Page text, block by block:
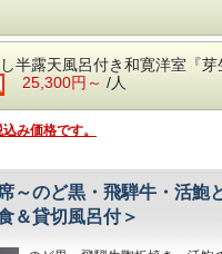
【手ぶらで赤ちゃん温
なし】
サービス
2．オムツサービス:メ
ります
※サイズ（M・L）、パ
当日朝8時までのご連絡に限り
す。
☆朝夕個室食
☆貸切露天風呂45分無料
☆妊婦さん応援グッズをご用意
足を冷やさない足袋/空気清浄機
ひざ掛け/楽な姿勢で寛げるマタ
☆妊娠中も安心なノンカフェイ
半露天風呂付き和寛洋室『芽
25,300円～ /人
み価格です。
～のど黒・飛騨牛・活鮑
＆貸切風呂付＞